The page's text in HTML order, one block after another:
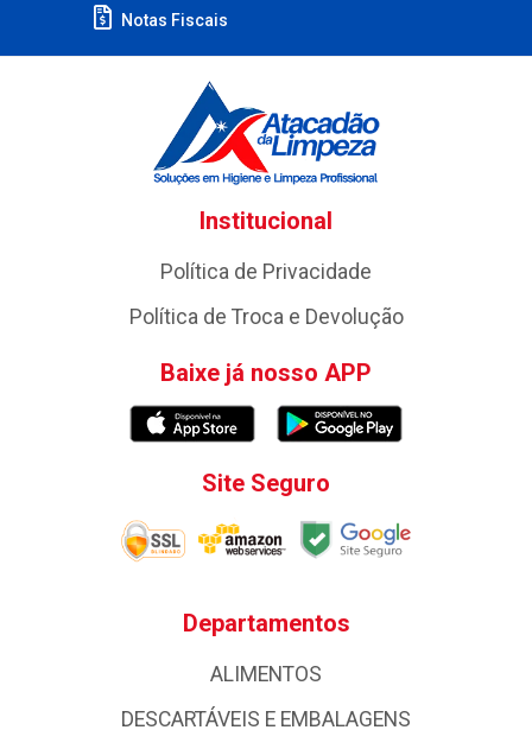
Notas Fiscais
Institucional
Política de Privacidade
Política de Troca e Devolução
Baixe já nosso APP
Site Seguro
Departamentos
ALIMENTOS
DESCARTÁVEIS E EMBALAGENS